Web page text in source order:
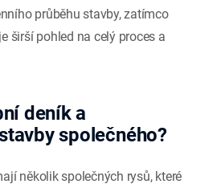
průběhu stavby, zatímco
širší pohled na celý proces a
deník a
společného?
několik společných rysů, které